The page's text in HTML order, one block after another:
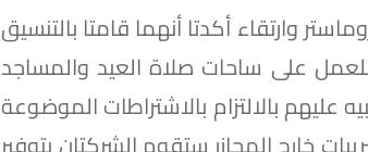
وارتقاء أكدتا أنهما قامتا بالتنسيق
على ساحات صلاة العيد والمساجد
عليهم بالالتزام بالاشتراطات الموضوعة